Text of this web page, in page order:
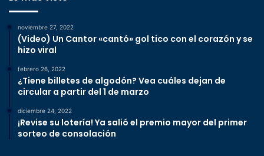
noviembre 27, 2022
(Video) Un Cantor «cantó» gol tico con el corazón y se
hizo viral
febrero 26, 2022
¿Tiene billetes de algodón? Vea cuáles dejan de
circular a partir del 1 de marzo
diciembre 24, 2022
¡Revise su lotería! Ya salió el premio mayor del primer
sorteo de consolación